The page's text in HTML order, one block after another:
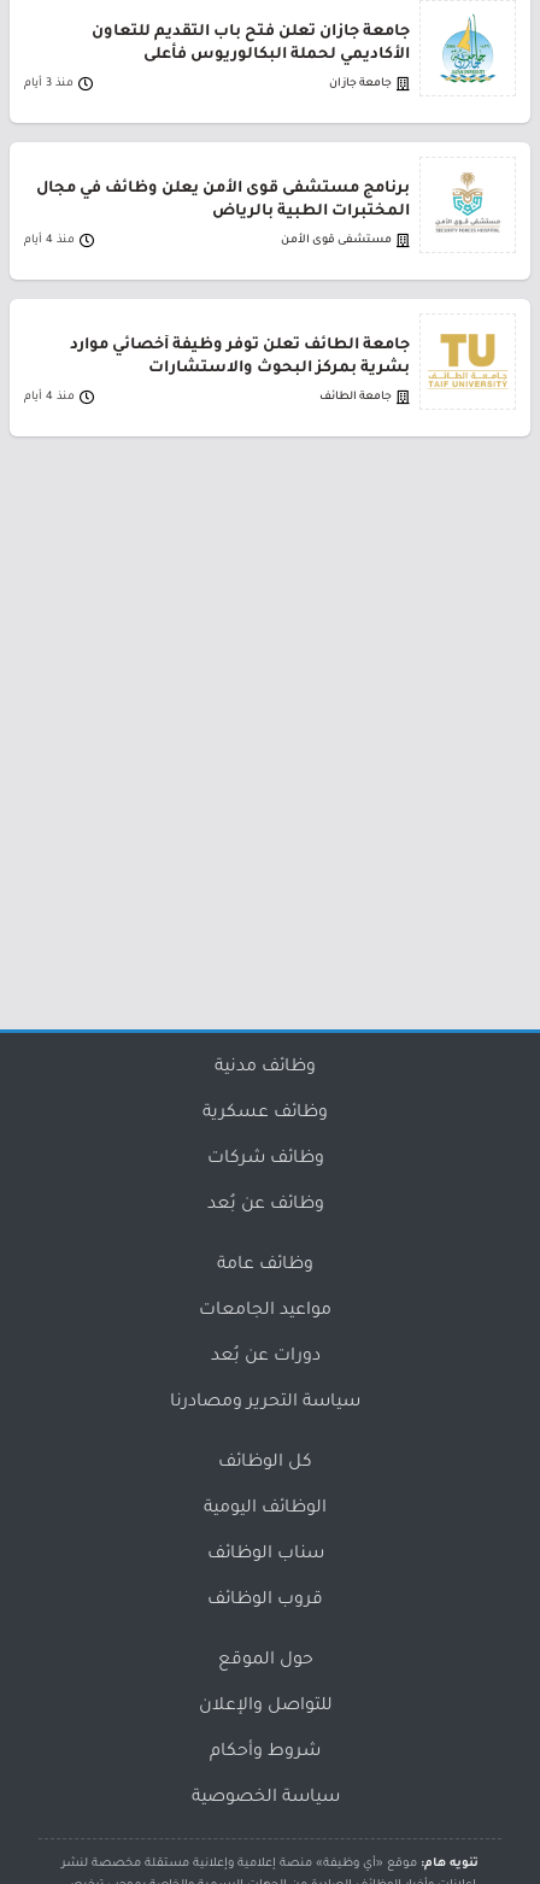
جامعة جازان تعلن فتح باب التقديم للتعاون
الأكاديمي لحملة البكالوريوس فأعلى
جامعة جازان منذ 3 أيام
برنامج مستشفى قوى الأمن يعلن وظائف في مجال
المختبرات الطبية بالرياض
مستشفى قوى الأمن منذ 4 أيام
جامعة الطائف تعلن توفر وظيفة أخصائي موارد
بشرية بمركز البحوث والاستشارات
جامعة الطائف منذ 4 أيام
وظائف مدنية
وظائف عسكرية
وظائف شركات
وظائف عن بُعد
وظائف عامة
مواعيد الجامعات
دورات عن بُعد
سياسة التحرير ومصادرنا
كل الوظائف
الوظائف اليومية
سناب الوظائف
قروب الوظائف
حول الموقع
للتواصل والإعلان
شروط وأحكام
سياسة الخصوصية
تنويه هام: موقع «أي وظيفة» منصة إعلامية وإعلانية مستقلة مخصصة لنشر